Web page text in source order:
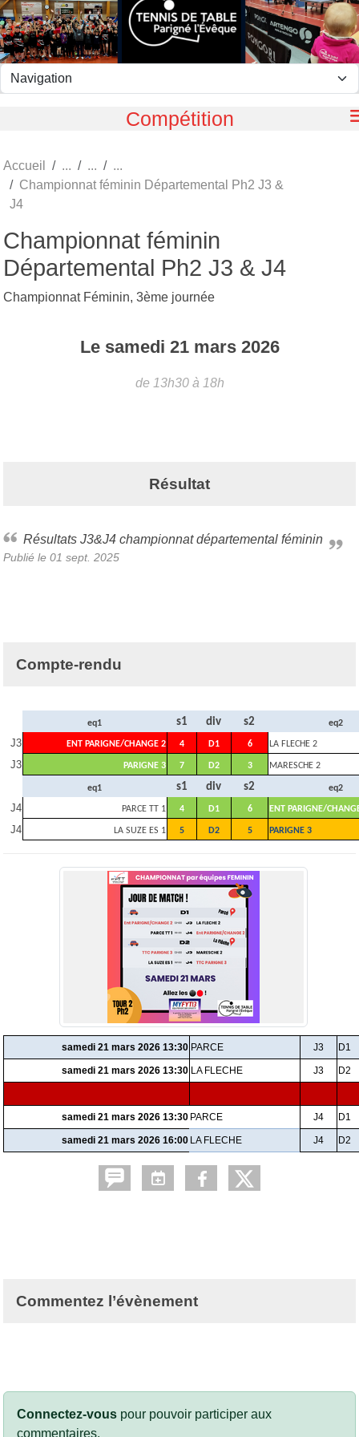
Compétition
Accueil
Championnat féminin Départemental Ph2 J3 &
J4
Championnat féminin
Départemental Ph2 J3 & J4
Championnat Féminin, 3ème journée
Le samedi 21 mars 2026
de 13h30 à 18h
Résultat
Résultats J3&J4 championnat départemental féminin
Publié le 01 sept. 2025
Compte-rendu
eq1 s1 div s2 eq2
J3 ENT PARIGNE/CHANGE 2 4 D1 6 LA FLECHE 2
J3 PARIGNE 3 7 D2 3 MARESCHE 2
eq1 s1 div s2 eq2
J4 PARCE TT 1 4 D1 6 ENT PARIGNE/
J4 LA SUZE ES 1 5 D2 5 PARIGNE 3
samedi 21 mars 2026 13:30 PARCE J3 D1
samedi 21 mars 2026 13:30 LA FLECHE J3 D2
samedi 21 mars 2026 13:30 PARCE J4 D1
samedi 21 mars 2026 16:00 LA FLECHE J4 D2
Commentez l’évènement
Connectez-vous pour pouvoir participer aux
commentaires.
Panneau de gestion des cookies